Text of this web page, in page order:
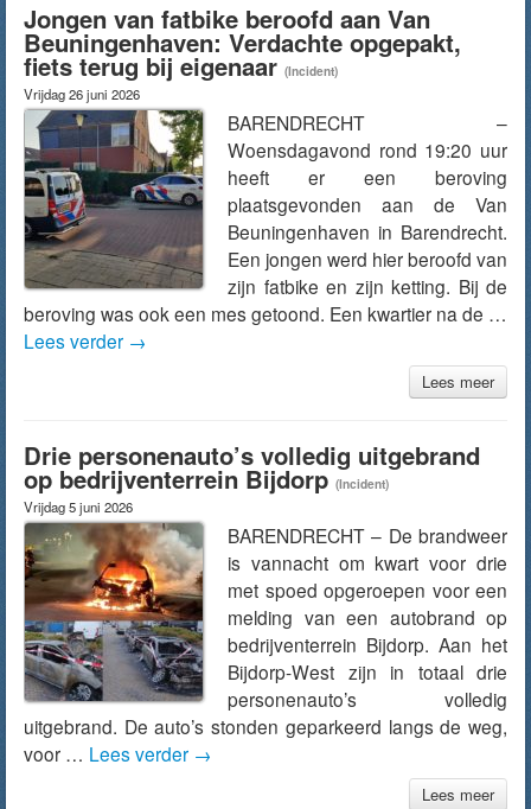
Jongen van fatbike beroofd aan Van
Beuningenhaven: Verdachte opgepakt,
fiets terug bij eigenaar (Incident)
Vrijdag 26 juni 2026
BARENDRECHT –
Woensdagavond rond 19:20 uur
heeft er een beroving
plaatsgevonden aan de Van
Beuningenhaven in Barendrecht.
Een jongen werd hier beroofd van
zijn fatbike en zijn ketting. Bij de
beroving was ook een mes getoond. Een kwartier na de …
Lees verder →
Lees meer
Drie personenauto’s volledig uitgebrand
op bedrijventerrein Bijdorp (Incident)
Vrijdag 5 juni 2026
BARENDRECHT – De brandweer
is vannacht om kwart voor drie
met spoed opgeroepen voor een
melding van een autobrand op
bedrijventerrein Bijdorp. Aan het
Bijdorp-West zijn in totaal drie
personenauto’s volledig
uitgebrand. De auto’s stonden geparkeerd langs de weg,
voor … Lees verder →
Lees meer